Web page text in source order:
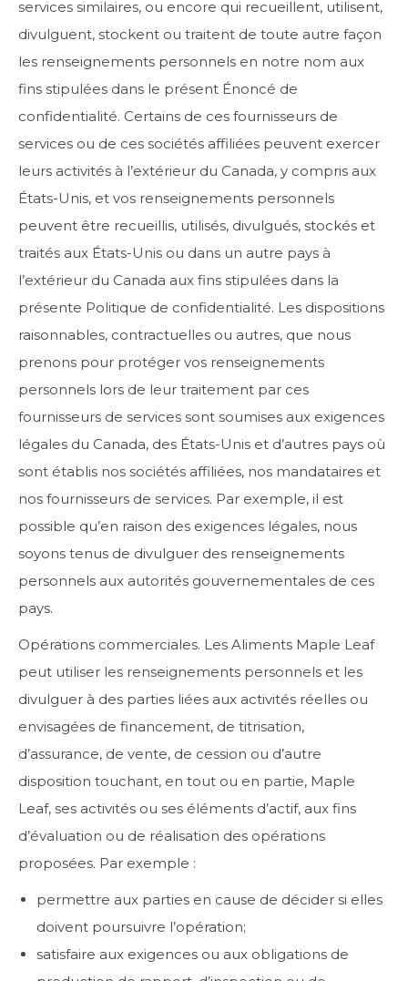
services similaires, ou encore qui recueillent, utilisent,
divulguent, stockent ou traitent de toute autre façon
les renseignements personnels en notre nom aux
fins stipulées dans le présent Énoncé de
confidentialité. Certains de ces fournisseurs de
services ou de ces sociétés affiliées peuvent exercer
leurs activités à l’extérieur du Canada, y compris aux
États-Unis, et vos renseignements personnels
peuvent être recueillis, utilisés, divulgués, stockés et
traités aux États-Unis ou dans un autre pays à
l’extérieur du Canada aux fins stipulées dans la
présente Politique de confidentialité. Les dispositions
raisonnables, contractuelles ou autres, que nous
prenons pour protéger vos renseignements
personnels lors de leur traitement par ces
fournisseurs de services sont soumises aux exigences
légales du Canada, des États-Unis et d’autres pays où
sont établis nos sociétés affiliées, nos mandataires et
nos fournisseurs de services. Par exemple, il est
possible qu’en raison des exigences légales, nous
soyons tenus de divulguer des renseignements
personnels aux autorités gouvernementales de ces
pays.
Opérations commerciales. Les Aliments Maple Leaf
peut utiliser les renseignements personnels et les
divulguer à des parties liées aux activités réelles ou
envisagées de financement, de titrisation,
d’assurance, de vente, de cession ou d’autre
disposition touchant, en tout ou en partie, Maple
Leaf, ses activités ou ses éléments d’actif, aux fins
d’évaluation ou de réalisation des opérations
proposées. Par exemple :
permettre aux parties en cause de décider si elles
doivent poursuivre l’opération;
satisfaire aux exigences ou aux obligations de